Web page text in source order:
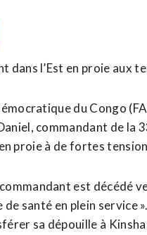
dans l’Est en proie aux
du Congo
commandant de la
proie à de fortes
est décédé
de santé en plein service
sa dépouille à